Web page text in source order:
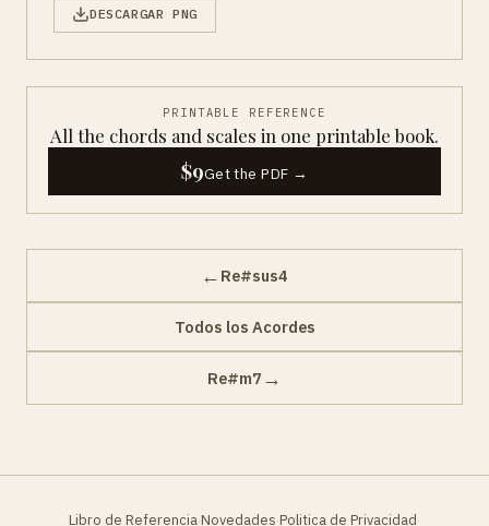
DESCARGAR PNG
PRINTABLE REFERENCE
All the chords and scales in one printable book.
$9Get the PDF →
← Re#sus4
Todos los Acordes
Re#m7 →
Libro de Referencia·Novedades·Politica de Privacidad·